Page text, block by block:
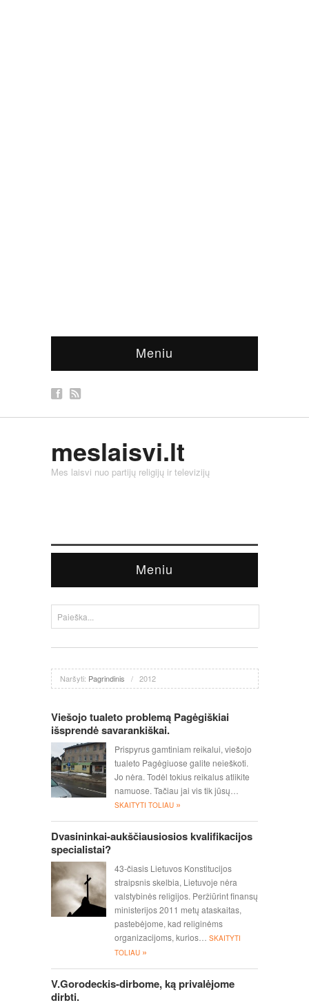
Meniu
meslaisvi.lt
Mes laisvi nuo partijų religijų ir televizijų
Meniu
Naršyti: Pagrindinis / 2012
Viešojo tualeto problemą Pagėgiškiai
išsprendė savarankiškai.
Prispyrus gamtiniam reikalui, viešojo
tualeto Pagėgiuose galite neieškoti.
Jo nėra. Todėl tokius reikalus atlikite
namuose. Tačiau jai vis tik jūsų…
SKAITYTI TOLIAU »
Dvasininkai-aukščiausiosios kvalifikacijos
specialistai?
43-čiasis Lietuvos Konstitucijos
straipsnis skelbia, Lietuvoje nėra
valstybinės religijos. Peržiūrint finansų
ministerijos 2011 metų ataskaitas,
pastebėjome, kad religinėms
organizacijoms, kurios…
SKAITYTI
TOLIAU »
V.Gorodeckis-dirbome, ką privalėjome
dirbti.